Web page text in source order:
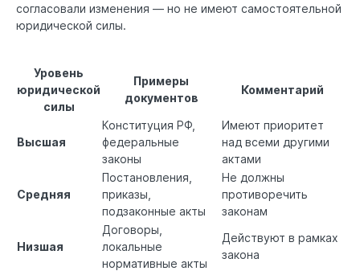
согласовали изменения — но не имеют самостоятельной
юридической силы.
Уровень
юридической
силы
Примеры
документов
Комментарий
Высшая
Конституция РФ,
федеральные
законы
Имеют приоритет
над всеми другими
актами
Средняя
Постановления,
приказы,
подзаконные акты
Не должны
противоречить
законам
Низшая
Договоры,
локальные
нормативные акты
Действуют в рамках
закона